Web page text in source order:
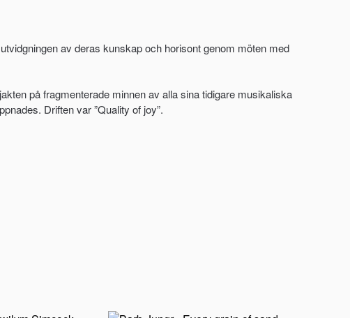
av deras kunskap och horisont genom möten med
på fragmenterade minnen av alla sina tidigare musikaliska
Driften var ”Quality of joy”.